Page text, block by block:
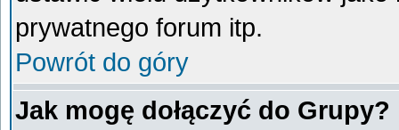
prywatnego forum itp.
Powrót do góry
Jak mogę dołączyć do Grupy?